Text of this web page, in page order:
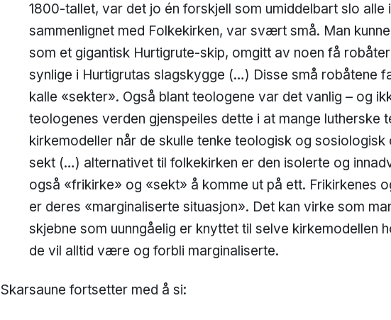
1800-tallet, var det jo én forskjell som umiddelbart slo alle
sammenlignet med Folkekirken, var svært små. Man
som et gigantisk Hurtigrute-skip, omgitt av noen få
synlige i Hurtigrutas slagskygge (…) Disse små robåtene
kalle «sekter». Også blant teologene var det vanlig – og
teologenes verden gjenspeiles dette i at mange lutherske
kirkemodeller når de skulle tenke teologisk og
sekt (…) alternativet til folkekirken er den isolerte og
også «frikirke» og «sekt» å komme ut på ett. Frikirkenes
er deres «marginaliserte situasjon». Det kan virke som
skjebne som uunngåelig er knyttet til selve kirkemodellen
de vil alltid være og forbli marginaliserte.
Skarsaune fortsetter med å si: